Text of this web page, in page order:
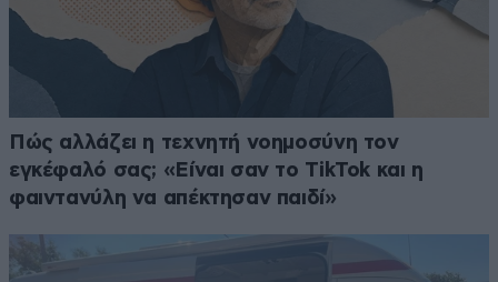
Πώς αλλάζει η τεχνητή νοημοσύνη τον
εγκέφαλό σας; «Είναι σαν το TikTok και η
φαιντανύλη να απέκτησαν παιδί»